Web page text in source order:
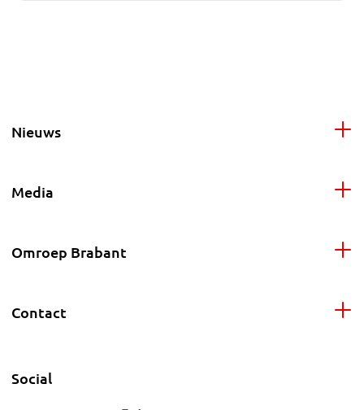
Nieuws
Media
Omroep Brabant
Contact
Social